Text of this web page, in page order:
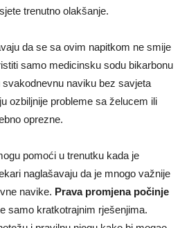
trenutno olakšanje.
da se sa ovim napitkom ne smije
samo medicinsku sodu bikarbonu
naviku bez savjeta
ozbiljnije probleme sa želucem ili
oprezne.
pomoći u trenutku kada je
naglašavaju da je mnogo važnije
navike. Prava promjena počinje
samo kratkotrajnim rješenjima.